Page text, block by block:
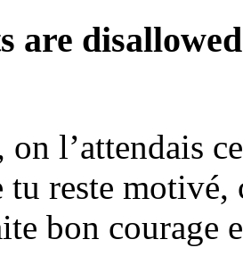
are
on l’attendais
reste motivé,
bon courage